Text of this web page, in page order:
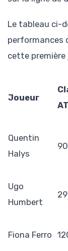
Le tableau ci-
performances
cette première
Joueur
Quentin
Halys
Ugo
Humbert
Fiona Ferro